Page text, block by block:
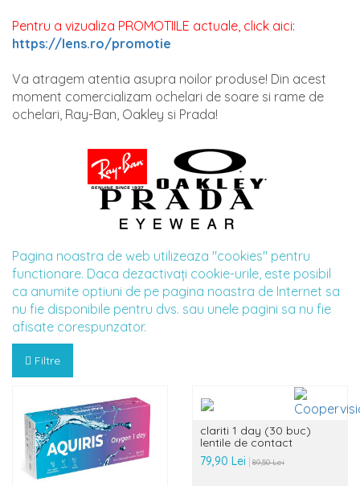
Pentru a vizualiza PROMOTIILE actuale, click aici:
https://lens.ro/promotie
Va atragem atentia asupra noilor produse! Din acest
moment comercializam ochelari de soare si rame de
ochelari, Ray-Ban, Oakley si Prada!
Pagina noastra de web utilizeaza "cookies" pentru
functionare. Daca dezactivaţi cookie-urile, este posibil
ca anumite optiuni de pe pagina noastra de Internet sa
nu fie disponibile pentru dvs. sau unele pagini sa nu fie
afisate corespunzator.
Filtre
clariti 1 day (30 buc)
lentile de contact
79,90 Lei
89,50 Lei